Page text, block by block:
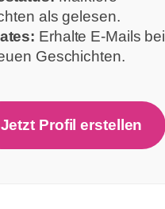
als gelesen.
Erhalte E-Mails bei
Geschichten.
Jetzt Profil erstellen